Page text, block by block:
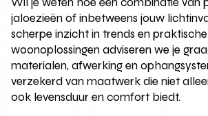
jaloezieën of inbetweens jouw
scherpe inzicht in trends en praktische
woonoplossingen adviseren we je
materialen, afwerking en
verzekerd van maatwerk die niet
ook levensduur en comfort biedt.